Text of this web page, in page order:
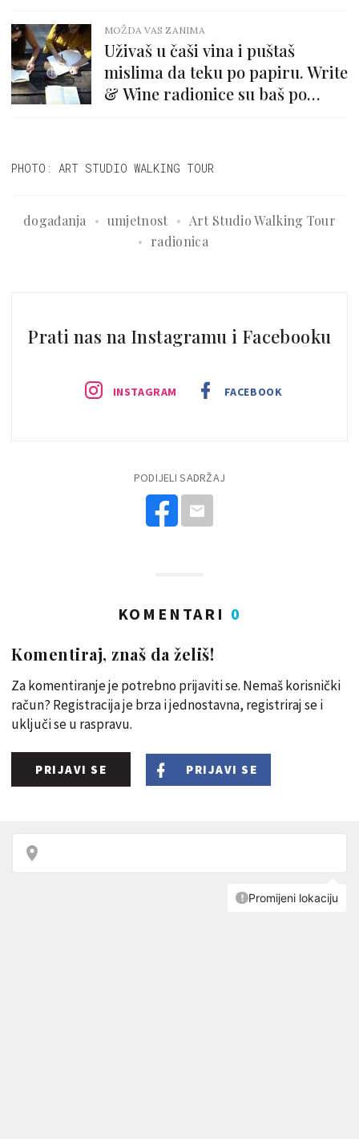
MOŽDA VAS ZANIMA
Uživaš u čaši vina i puštaš
mislima da teku po papiru. Write
& Wine radionice su baš po
PHOTO: ART STUDIO WALKING TOUR
događanja umjetnost
Art Studio Walking Tour
radionica
Prati nas na Instagramu i Facebooku
INSTAGRAM FACEBOOK
PODIJELI SADRŽAJ
KOMENTARI 0
Komentiraj, znaš da želiš!
Za komentiranje je potrebno prijaviti se. Nemaš korisnički
račun? Registracija je brza i jednostavna, registriraj se i
uključi se u raspravu.
PRIJAVI SE PRIJAVI SE